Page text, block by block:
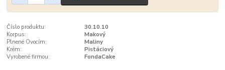
Číslo produktu:
30.10.10
Korpus:
Makový
Plnené Ovocím:
Maliny
Krém:
Pistáciový
Vyrobené firmou:
FondaCake